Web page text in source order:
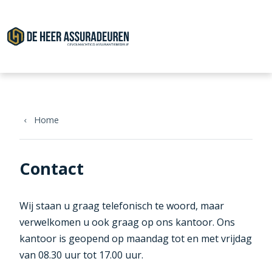
Home
Contact
Wij staan u graag telefonisch te woord, maar
verwelkomen u ook graag op ons kantoor. Ons
kantoor is geopend op maandag tot en met vrijdag
van 08.30 uur tot 17.00 uur.